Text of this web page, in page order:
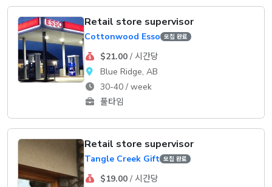
Retail store supervisor
Cottonwood Esso 모집 완료
$21.00/ 시간당
Blue Ridge, AB
30-40 / week
풀타임
Retail store supervisor
Tangle Creek Gift 모집 완료
$19.00/ 시간당